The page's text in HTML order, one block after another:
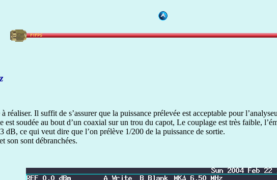
réaliser. Il suffit de s’assurer que la puissance prélevée est acceptable pour
est soudée au bout d’un coaxial sur un trou du capot, Le couplage est très faible,
dB, ce qui veut dire que l’on prélève 1/200 de la puissance de sortie.
son sont débranchées.